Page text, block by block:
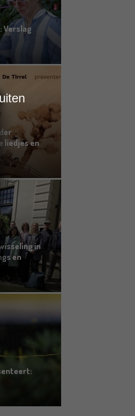
Verslag
liedjes en
in
en